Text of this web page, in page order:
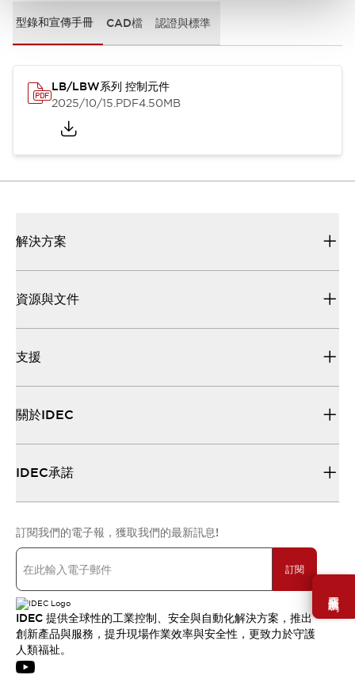
需要幫助嗎？
型錄和宣傳手冊 CAD檔 認證與標準
LB/LBW系列 控制元件
2025/10/15.PDF4.50MB
解決方案
資源與文件
支援
關於IDEC
IDEC承諾
訂閱我們的電子報，獲取我們的最新訊息!
訂閱
IDEC 提供全球性的工業控制、安全與自動化解決方案，推出
創新產品與服務，提升現場作業效率與安全性，更致力於守護
人類福祉。